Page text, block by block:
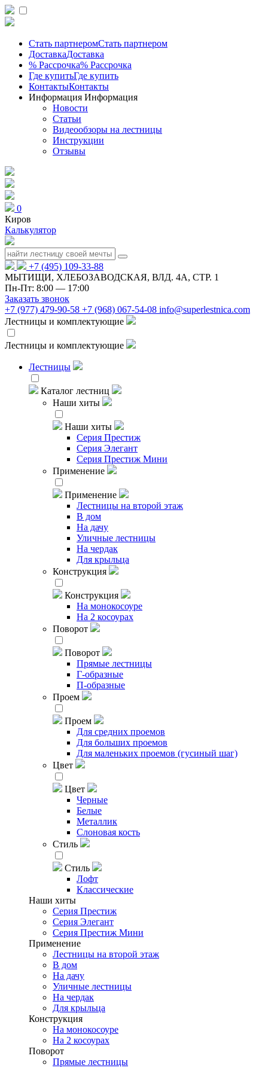
Стать партнеромСтать партнером
ДоставкаДоставка
% Рассрочка% Рассрочка
Где купитьГде купить
КонтактыКонтакты
Информация Информация
Новости
Статьи
Видеообзоры на лестницы
Инструкции
Отзывы
0
Киров
Калькулятор
+7 (495) 109-33-88
МЫТИЩИ, ХЛЕБОЗАВОДСКАЯ, ВЛД. 4А, СТР. 1
Пн-Пт: 8:00 — 17:00
Заказать звонок
+7 (977) 479-90-58 +7 (968) 067-54-08 info@superlestnica.com
Лестницы и комплектующие
Лестницы и комплектующие
Лестницы
Каталог лестниц
Наши хиты
Наши хиты
Серия Престиж
Серия Элегант
Серия Престиж Мини
Применение
Применение
Лестницы на второй этаж
В дом
На дачу
Уличные лестницы
На чердак
Для крыльца
Конструкция
Конструкция
На монокосоуре
На 2 косоурах
Поворот
Поворот
Прямые лестницы
Г-образные
П-образные
Проем
Проем
Для средних проемов
Для больших проемов
Для маленьких проемов (гусиный шаг)
Цвет
Цвет
Черные
Белые
Металлик
Слоновая кость
Стиль
Стиль
Лофт
Классические
Наши хиты
Серия Престиж
Серия Элегант
Серия Престиж Мини
Применение
Лестницы на второй этаж
В дом
На дачу
Уличные лестницы
На чердак
Для крыльца
Конструкция
На монокосоуре
На 2 косоурах
Поворот
Прямые лестницы